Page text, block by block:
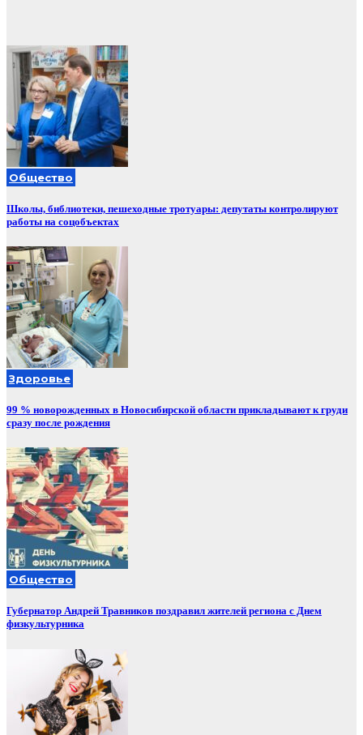
Общество
Школы, библиотеки, пешеходные тротуары: депутаты контролируют
работы на соцобъектах
Здоровье
99 % новорожденных в Новосибирской области прикладывают к груди
сразу после рождения
Общество
Губернатор Андрей Травников поздравил жителей региона с Днем
физкультурника